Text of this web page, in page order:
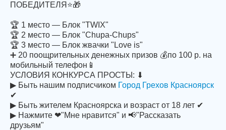
ПОБЕДИТЕЛЯ⭐🎁
🏆 1 место — Блок "TWIX"
🏆 2 место — Блок "Chupa-Chups"
🏆 3 место — Блок жвачки "Love is"
➕ 20 поощрительных денежных призов 💰по 100 р. на
мобильный телефон📱
УСЛОВИЯ КОНКУРСА ПРОСТЫ: ⬇
▶ Быть нашим подписчиком Город Грехов Красноярск
✔
▶ Быть жителем Красноярска и возраст от 18 лет ✔
▶ Нажмите ❤"Мне нравится" и 📢"Рассказать
друзьям"